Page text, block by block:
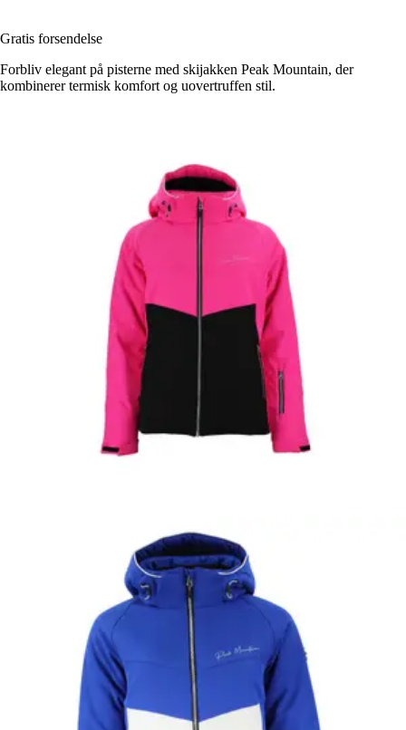
Gratis forsendelse
Forbliv elegant på pisterne med skijakken Peak Mountain, der
kombinerer termisk komfort og uovertruffen stil.